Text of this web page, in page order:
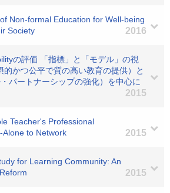
Non-formal Education for Well-being
Society
2016
の評価 「指標」と「モデル」の視
的かつ公平で質の高い教育の提供）と
パートナーシップの強化）を中心に
2015
Teacher's Professional
Alone to Network
2015
for Learning Community: An
2015